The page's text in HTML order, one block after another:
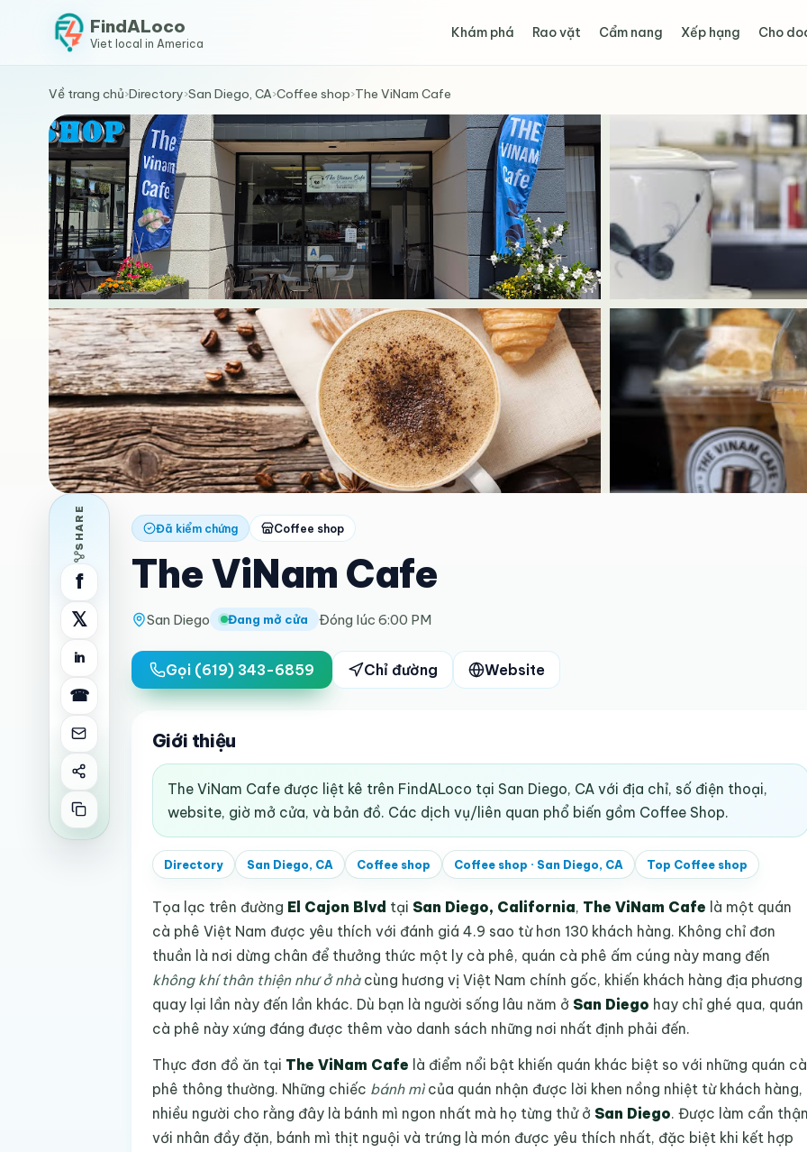
FindALoco
Viet local in America
Khám phá Rao vặt Cẩm nang Xếp hạng Cho
Về trang chủ›Directory›San Diego, CA›Coffee shop›The ViNam Cafe
SHARE
f
𝕏
in
☎
Đã kiểm chứng Coffee shop
The ViNam Cafe
San Diego Đang mở cửa Đóng lúc 6:00 PM
Gọi (619) 343-6859 Chỉ đường Website
Giới thiệu
The ViNam Cafe được liệt kê trên FindALoco tại San Diego, CA với địa chỉ, số điện thoại,
website, giờ mở cửa, và bản đồ. Các dịch vụ/liên quan phổ biến gồm Coffee Shop.
Directory San Diego, CA Coffee shop Coffee shop · San Diego, CA Top Coffee shop
Tọa lạc trên đường El Cajon Blvd tại San Diego, California, The ViNam Cafe là một quán
cà phê Việt Nam được yêu thích với đánh giá 4.9 sao từ hơn 130 khách hàng. Không chỉ đơn
thuần là nơi dừng chân để thưởng thức một ly cà phê, quán cà phê ấm cúng này mang đến
không khí thân thiện như ở nhàcùng hương vị Việt Nam chính gốc, khiến khách hàng địa phương
quay lại lần này đến lần khác. Dù bạn là người sống lâu năm ở San Diego hay chỉ ghé qua, quán
cà phê này xứng đáng được thêm vào danh sách những nơi nhất định phải đến.
Thực đơn đồ ăn tại The ViNam Cafe là điểm nổi bật khiến quán khác biệt so với những quán cà
phê thông thường. Những chiếc bánh mìcủa quán nhận được lời khen nồng nhiệt từ khách hàng,
nhiều người cho rằng đây là bánh mì ngon nhất mà họ từng thử ở San Diego. Được làm cẩn
với nhân đầy đặn, bánh mì thịt nguội và trứng là món được yêu thích nhất, đặc biệt khi kết hợp